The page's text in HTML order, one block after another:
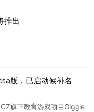
推出
版，已启动候补名
旗下教育游戏项目Giggle